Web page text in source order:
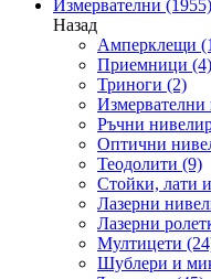
Измервателни (1955)
Назад
Амперклещи
Приемници (4)
Триноги (2)
Измервателни
Ръчни
Оптични
Теодолити (9)
Стойки, лати
Лазерни
Лазерни
Мултицети
Шублери и